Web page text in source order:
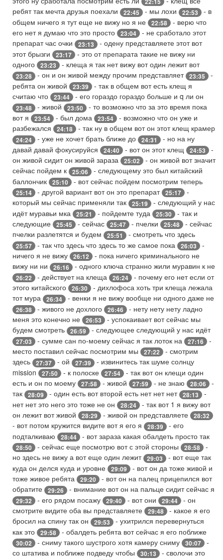
ребят так мечта друзья поехали
22:45 - мы лохи 22:53
- в
общем ничего я тут еще не вижу но я не
22:58
- верю что
его нет я думаю что это просто
23:04
- не сработало этот
препарат час очки
23:13
- одену представляете этот вот
этот брызги
23:17
- это от препарата такие не вижу ни
одного
23:23 - клеща я так нет вижу вот один лежит вот
23:28 - он и он живой между прочим представляет 23:35
-
ребята он живой
23:39
- так в общем вот есть клещ я
считаю что
23:44 - его гораздо гораздо больше и q ли он
23:48 - живой 23:50
- то возможно что за это время пока
вот я
23:54 - был дома 23:54
- возможно что он уже и
разбежался
24:18 - так ну в общем вот он этот клещ крамер
24:24 - уже не хочет брать ближе до 24:31
- но на ну
давай давай фокусируйся
24:40 - вот он этот клещ 24:53
-
он живой сидит он живой зараза
25:02
- он живой вот значит
сейчас пойдем к
25:06
- следующему это был китайский
баллончик
25:10 - вот сейчас пойдем посмотрим теперь
25:14 - другой вариант вот он это препарат 25:17
-
который мы сейчас применяли так
25:19
- следующий у нас
идёт муравьи мка
25:21 - пойдемте туда 25:30
- так и
следующие
25:45 - сейчас 25:47 - пчелки 25:48
- сейчас
пчелки разлетятся и будем
25:51 - смотреть что здесь
25:57 - так что здесь что здесь то же самое пока 26:03
-
ничего я не вижу
26:12
- пока ничего криминального не
вижу ни ни
26:16 - одного ключа странно жили муравин к не
26:22 - действует на клеща 26:24
- почему его нет если от
этого китайского
26:30
- дихлофоса хоть три клеща лежала
тот мура
26:34 - венки я не вижу вообще ни одного даже не
26:38 - живого не дохлого 26:46
- нету нету нету ладно
меня это конечно не
26:53
- успокаивает вот сейчас мы
будем смотреть
26:59 - следующее следующий у нас идёт
27:03 - сумме сан по-моему сейчас я так лоток на 27:16
-
место поставил сейчас посмотрим мы
27:22
- смотрим
здесь
27:37 - ой 27:39
- извинитесь так шуме солнцу
mission
27:50 - к полоске 27:54
- так вот он клещи один
есть и он по моему
27:58 - живой 27:59 - не знаю 28:06
-
так
28:09 - один есть вот второй есть нет нет нет 28:13
-
нет нет это него это тоже не он
28:24
- так вот 1 я вижу вот
он лежит вот живой
28:29 - живой он представляете 28:32
- вот потом кружится видите вот я его я 28:39
- его
подталкиваю
28:44 - вот зараза какая обалдеть просто так
28:50 - сейчас еще посмотрю вот с этой стороны 28:58
-
но здесь не вижу а вот еще один лежит 29:03
- вот еще так
куда он делся куда и уровне
29:09
- вот он да тоже живой и
тоже живое ребята
29:20
- вот он на палец прицепился вот
обратите
29:26 - внимание вот он на пальце сидит сейчас я
29:32 - его рядом посажу 29:40 - вот они 29:44
- он
смотрите видите оба вы представляете
29:48
- какое я его
бросил на спину так он
29:53
- ухитрился перевернуться
как это
29:58 - обалдеть ребята вот сейчас я его поближе
30:02 - сниму такого шустрого хотя камеру сниму 30:07
-
со штатива и поближе подведу чтобы
30:13
- сволочи это